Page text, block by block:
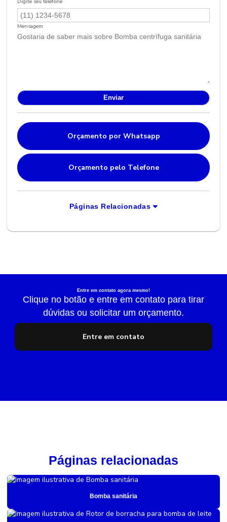
Mensagem
Orçamento por Whatsapp
Orçamento pelo Telefone
Páginas Relacionadas
Entre em contato agora mesmo!
Clique no botão e entre em contato para tirar
dúvidas ou solicitar um orçamento.
Entre em contato
Páginas relacionadas
Bomba sanitária